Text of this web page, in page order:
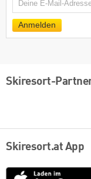
E-
Anmelden
Skiresort-
Skiresort.at App
App